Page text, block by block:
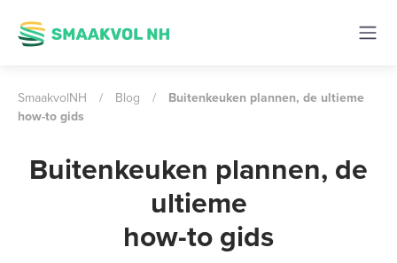
SmaakvolNH / Blog /
Buitenkeuken plannen, de ultieme
how-to gids
Buitenkeuken plannen, de
ultieme
how-to gids